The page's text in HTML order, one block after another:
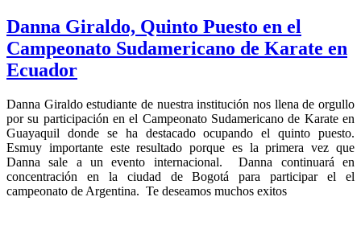
Danna Giraldo, Quinto Puesto en el
Campeonato Sudamericano de Karate en
Ecuador
Danna Giraldo estudiante de nuestra institución nos llena de orgullo
por su participación en el Campeonato Sudamericano de Karate en
Guayaquil donde se ha destacado ocupando el quinto puesto.
Esmuy importante este resultado porque es la primera vez que
Danna sale a un evento internacional. Danna continuará en
concentración en la ciudad de Bogotá para participar el el
campeonato de Argentina. Te deseamos muchos exitos